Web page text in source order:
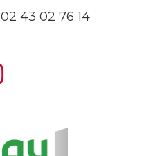
02 43 02 76 14